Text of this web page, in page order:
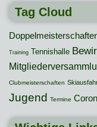
Tag Cloud
Training Tennishalle
Clubmeisterschaften
Jugend Termine